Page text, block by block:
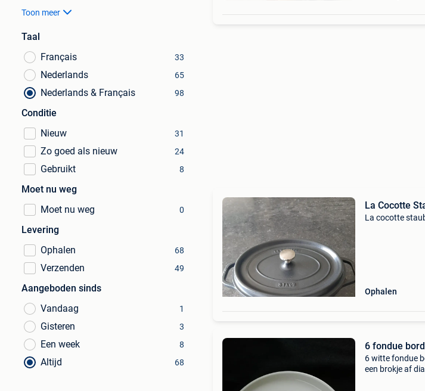
Toon meer
Taal
Français
33
Nederlands 65
Nederlands & Français 98
Conditie
Nieuw
31
Zo goed als nieuw 24
Gebruikt 8
Moet nu weg
Moet nu weg
0
Levering
Ophalen
68
Verzenden 49
Aangeboden sinds
Vandaag
1
Gisteren 3
Een week 8
Altijd 68
La Cocotte
La cocotte
Ophalen
6 witte fondue
een brokje af